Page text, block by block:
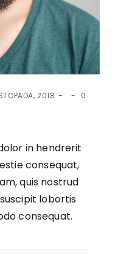
2018
0
in hendrerit
consequat,
quis nostrud
lobortis
consequat.